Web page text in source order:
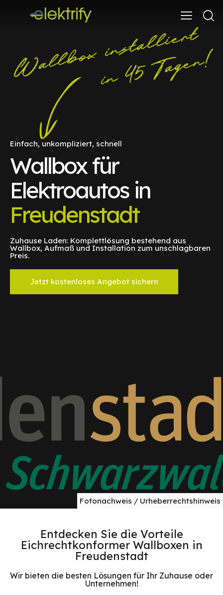
Einfach, unkompliziert, schnell
Wallbox für
Elektroautos in
Freudenstadt
Zuhause Laden: Komplettlösung bestehend aus
Wallbox, Aufmaß und Installation zum unschlagbaren
Preis.
Jetzt kostenloses Angebot sichern
Fotonachweis / Urheberrechtshinweis
Entdecken Sie die Vorteile
Eichrechtkonformer Wallboxen in
Freudenstadt
Wir bieten die besten Lösungen für Ihr Zuhause oder
Unternehmen!